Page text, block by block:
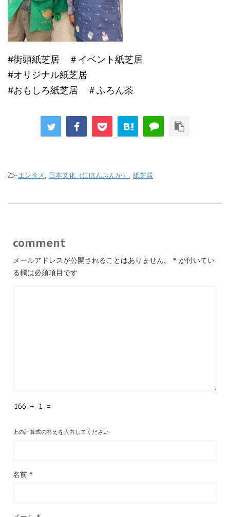
#街頭紙芝居 ＃イベント紙芝居
#オリジナル紙芝居
#おもしろ紙芝居 ＃ふろん茶
-エンタメ, 日本文化（にほんぶんか） , 紙芝居
comment
メールアドレスが公開されることはありません。 * が付いてい
る欄は必須項目です
上の計算式の答えを入力してください
名前 *